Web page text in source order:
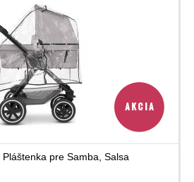
Pláštenka pre Samba, Salsa